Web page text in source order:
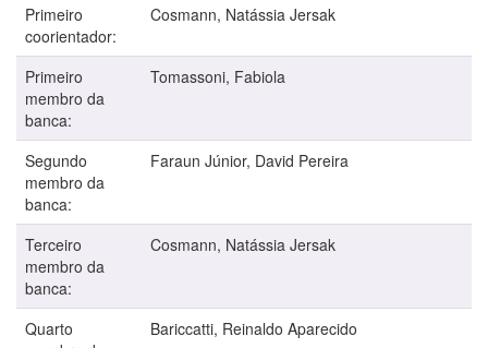
Primeiro
coorientador:
Cosmann, Natássia Jersak
Primeiro
membro da
banca:
Tomassoni, Fabiola
Segundo
membro da
banca:
Faraun Júnior, David Pereira
Terceiro
membro da
banca:
Cosmann, Natássia Jersak
Quarto
Bariccatti, Reinaldo Aparecido